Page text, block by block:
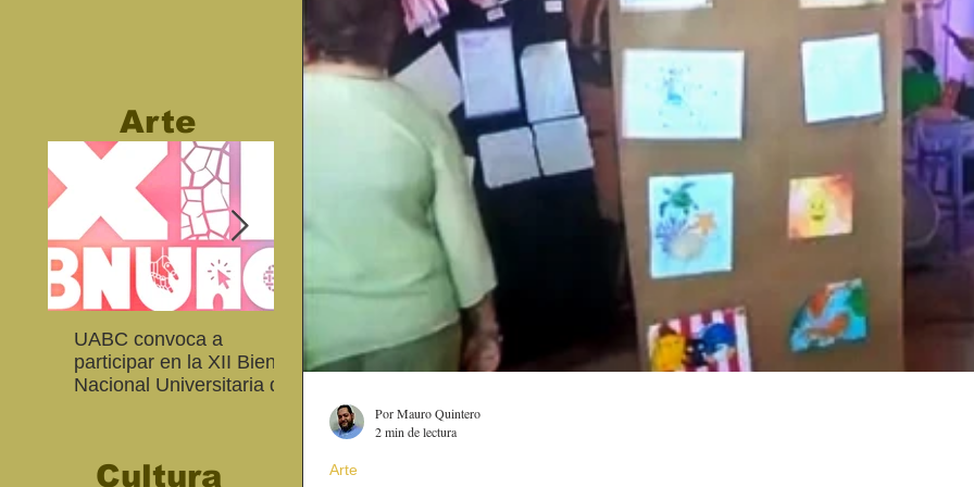
Arte
Por Mauro Quintero
2 min de lectura
Arte
UABC convoca a
participar en la XII Bienal
Nacional Universitaria de
Abierta convocatoria de la
XIV Bienal de Fotografía
CETYS prepara la edición
2026 de la Feria de Arte
Presenta Heras 'Una de
tantas'
Cultura